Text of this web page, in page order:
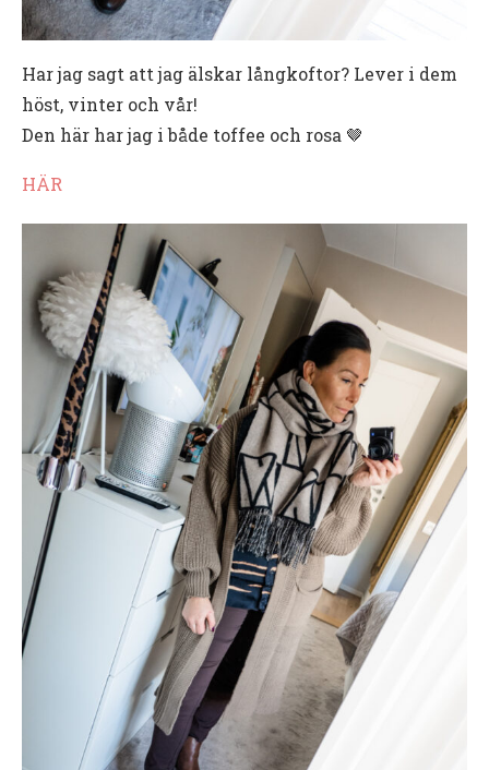
Har jag sagt att jag älskar långkoftor? Lever i dem
höst, vinter och vår!
Den här har jag i både toffee och rosa 🤎
HÄR